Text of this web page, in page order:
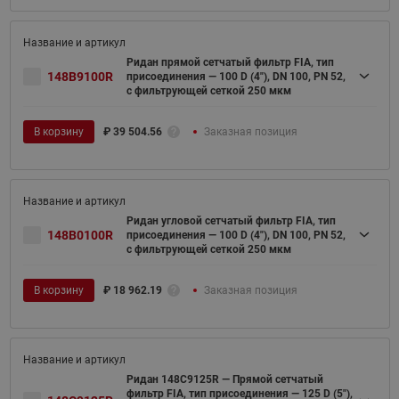
148B9100R
Ридан прямой сетчатый фильтр FIA, тип
присоединения — 100 D (4"), DN 100, PN 52,
c фильтрующей сеткой 250 мкм
В корзину ₽ 39 504.56 Заказная позиция
148B0100R
Ридан угловой сетчатый фильтр FIA, тип
присоединения — 100 D (4"), DN 100, PN 52,
c фильтрующей сеткой 250 мкм
В корзину ₽ 18 962.19 Заказная позиция
Ридан 148C9125R — Прямой сетчатый
фильтр FIA, тип присоединения — 125 D (5"),